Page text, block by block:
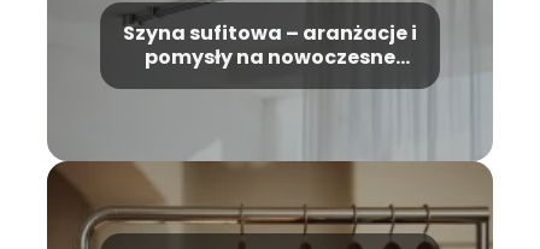
Szyna sufitowa – aranżacje i
pomysły na nowoczesne